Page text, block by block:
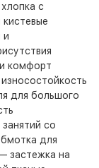
с
и
комфорт
для большого
со
для
застежка на